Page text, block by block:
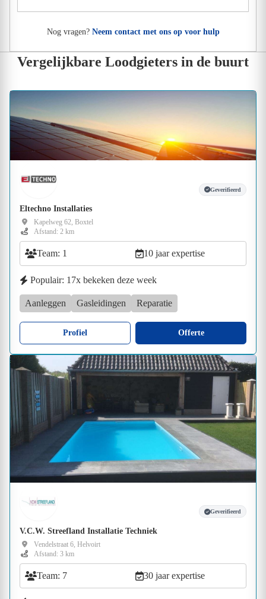
Nog vragen? Neem contact met ons op voor hulp
Vergelijkbare Loodgieters in de buurt
Geverifieerd
Eltechno Installaties
Kapelweg 62, Boxtel
Afstand: 2 km
Team: 1 10 jaar expertise
Populair: 17x bekeken deze week
Aanleggen Gasleidingen Reparatie
Profiel Offerte
Geverifieerd
V.C.W. Streefland Installatie Techniek
Vendelstraat 6, Helvoirt
Afstand: 3 km
Team: 7 30 jaar expertise